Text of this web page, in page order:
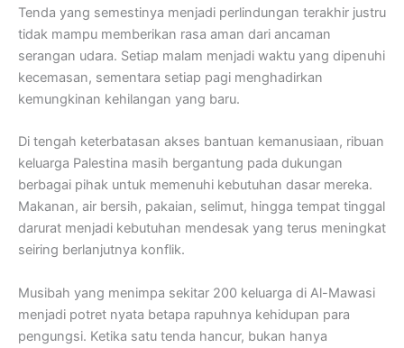
Tenda yang semestinya menjadi perlindungan terakhir justru
tidak mampu memberikan rasa aman dari ancaman
serangan udara. Setiap malam menjadi waktu yang dipenuhi
kecemasan, sementara setiap pagi menghadirkan
kemungkinan kehilangan yang baru.
Di tengah keterbatasan akses bantuan kemanusiaan, ribuan
keluarga Palestina masih bergantung pada dukungan
berbagai pihak untuk memenuhi kebutuhan dasar mereka.
Makanan, air bersih, pakaian, selimut, hingga tempat tinggal
darurat menjadi kebutuhan mendesak yang terus meningkat
seiring berlanjutnya konflik.
Musibah yang menimpa sekitar 200 keluarga di Al-Mawasi
menjadi potret nyata betapa rapuhnya kehidupan para
pengungsi. Ketika satu tenda hancur, bukan hanya